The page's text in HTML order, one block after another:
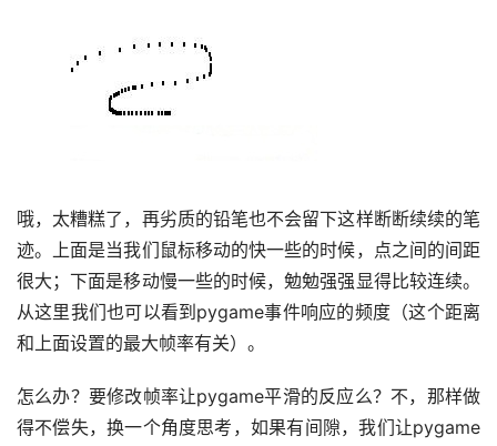
哦，太糟糕了，再劣质的铅笔也不会留下这样断断续续的笔
迹。上面是当我们鼠标移动的快一些的时候，点之间的间距
很大；下面是移动慢一些的时候，勉勉强强显得比较连续。
从这里我们也可以看到pygame事件响应的频度（这个距离
和上面设置的最大帧率有关）。
怎么办？要修改帧率让pygame平滑的反应么？不，那样做
得不偿失，换一个角度思考，如果有间隙，我们让pygame